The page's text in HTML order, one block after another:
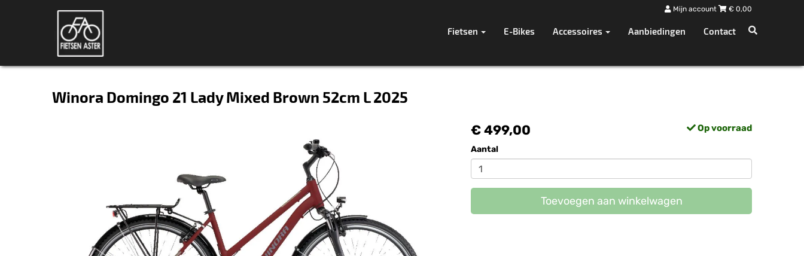
Mijn account € 0,00
Fietsen E-Bikes Accessoires Aanbiedingen Contact
Winora Domingo 21 Lady Mixed Brown 52cm L 2025
€ 499,00 Op voorraad
Aantal
Toevoegen aan winkelwagen